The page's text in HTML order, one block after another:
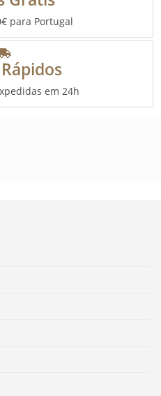
para Portugal
em 24h